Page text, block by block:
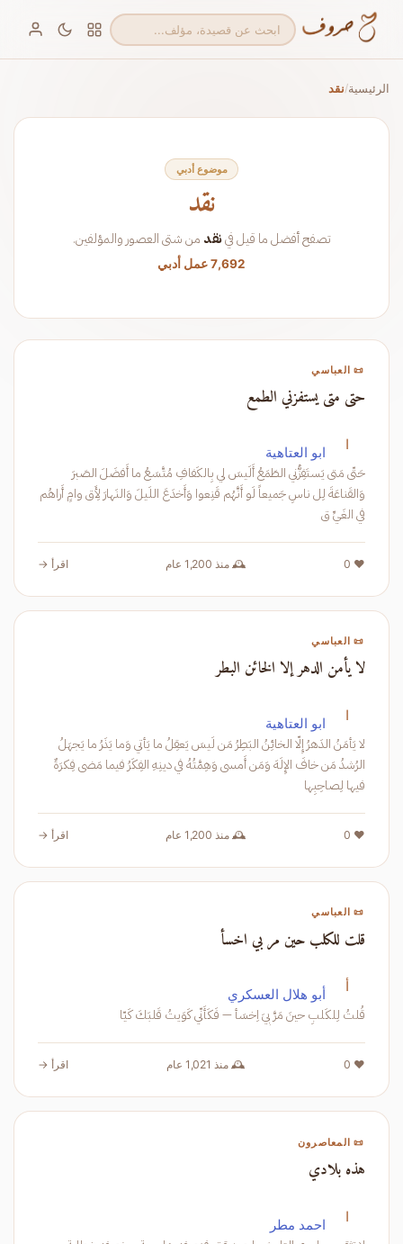
الرئيسية/نقد
موضوع أدبي
نقد
تصفح أفضل ما قيل فينقد من شتى العصور والمؤلفين.
7,692 عمل أدبي
📜 العباسي
حتى متى يستفزني الطمع
ا ابو العتاهية
حَتّى مَتى يَستَفِزُّني الطَمَعُ أَلَيسَ لي بِالكَفافِ مُتَّسَعُ ما أَفضَلَ الصَبرَ
وَالقَناعَةَ لِل ناسِ جَميعاً لَو أَنَّهُم قَنِعوا وَأَخدَعَ اللَيلَ وَالنَهارَ لِأَق وامٍ أَراهُم
في الغَيِّ ق
❤️ 0 🕰️ منذ 1,200 عام اقرأ →
📜 العباسي
لا يأمن الدهر إلا الخائن البطر
ا ابو العتاهية
لا يَأمَنُ الدَهرُ إِلّا الخائِنُ البَطِرُ مَن لَيسَ يَعقِلُ ما يَأتي وَما يَذَرُ ما يَجهَلُ
الرُشدُ مَن خافَ الإِلَهَ وَمَن أَمسى وَهِمَّتُهُ في دينِهِ الفِكَرُ فيما مَضى فِكرَةٌ
فيها لِصاحِبِها
❤️ 0 🕰️ منذ 1,200 عام اقرأ →
📜 العباسي
قلت للكلب حين مر بي اخسأ
أ أبو هلال العسكري
قُلتُ لِلكَلبِ حينَ مَرَّ بِيَ اِخسَأ — فَكَأَنّي كَوَيتُ قَلبَكَ كَيّا
❤️ 0 🕰️ منذ 1,021 عام اقرأ →
📜 المعاصرون
هذه بلادي
ا احمد مطر